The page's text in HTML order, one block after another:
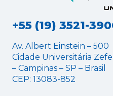
+55 (19) 3521-
Av. Albert Einstein – 500
Cidade Universitária
– Campinas – SP – Brasil
CEP: 13083-852